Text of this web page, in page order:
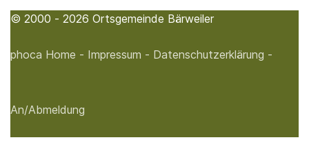
© 2000 - 2026 Ortsgemeinde Bärweiler
phoca Home - Impressum - Datenschutzerklärung -
An/Abmeldung